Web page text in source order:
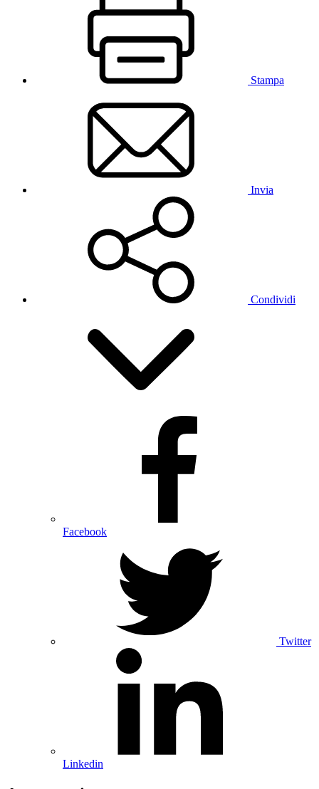
Stampa
Invia
Condividi
Facebook
Twitter
Linkedin